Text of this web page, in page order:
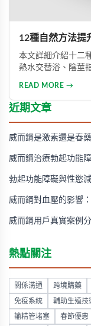
12種自然方法提
本文詳細介紹十二
熱水交替浴、陰莖
合適當的營養補充
READ MORE →
近期文章
威而鋼是激素還是春
威而鋼治療勃起功能
勃起功能障礙與性慾
威而鋼對血壓的影響
威而鋼用戶真實案例
熱點關注
關係溝通 跨境購藥
免疫系統 輔助生殖技
输精管堵塞 春節優惠